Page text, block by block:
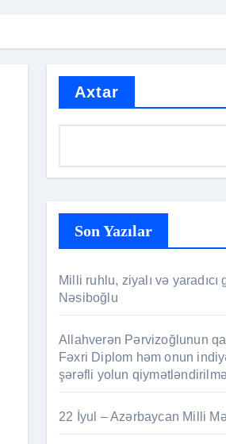
Axtar
Son Yazılar
Milli ruhlu, ziyalı və
Nəsiboğlu
Allahverən Pərvizoğlunun
Fəxri Diplom həm onun
şərəfli yolun
22 İyul – Azərbaycan Milli